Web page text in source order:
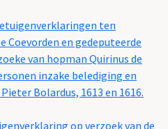
ten
Coevorden en gedeputeerde
van hopman Quirinus de
inzake belediging en
Bolardus, 1613 en 1616.
op verzoek van de